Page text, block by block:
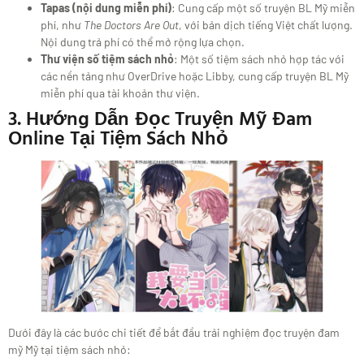
Tapas (nội dung miễn phí): Cung cấp một số truyện BL Mỹ miễn
phí, như The Doctors Are Out, với bản dịch tiếng Việt chất lượng.
Nội dung trả phí có thể mở rộng lựa chọn.
Thư viện số tiệm sách nhỏ: Một số tiệm sách nhỏ hợp tác với
các nền tảng như OverDrive hoặc Libby, cung cấp truyện BL Mỹ
miễn phí qua tài khoản thư viện.
3. Hướng Dẫn Đọc Truyện Mỹ Đam
Online Tại Tiệm Sách Nhỏ
Dưới đây là các bước chi tiết để bắt đầu trải nghiệm đọc truyện đam
mỹ Mỹ tại tiệm sách nhỏ: